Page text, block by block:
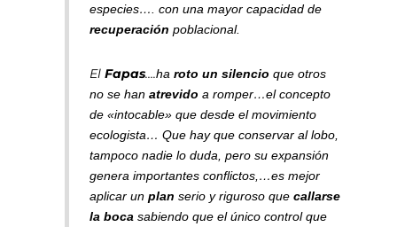
especies…. con una mayor capacidad de
recuperación poblacional.
El Fapas….ha roto un silencio que otros
no se han atrevido a romper…el concepto
de «intocable» que desde el movimiento
ecologista… Que hay que conservar al lobo,
tampoco nadie lo duda , pero su expansión
genera importantes conflictos,…es mejor
aplicar un plan serio y riguroso que callarse
la boca sabiendo que el único control que